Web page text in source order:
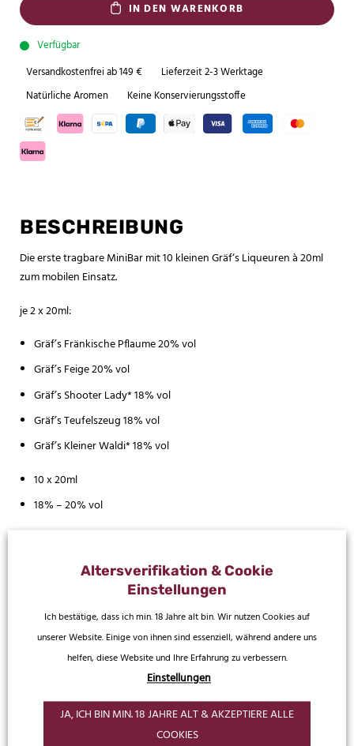
IN DEN WARENKORB
Verfügbar
Versandkostenfrei ab 149 €
Lieferzeit 2-3 Werktage
Natürliche Aromen
Keine Konservierungsstoffe
BESCHREIBUNG
Die erste tragbare MiniBar mit 10 kleinen Gräf‘s Liqueuren à 20ml
zum mobilen Einsatz.
je 2 x 20ml:
Gräf’s Fränkische Pflaume 20% vol
Gräf’s Feige 20% vol
Gräf’s Shooter Lady* 18% vol
Gräf’s Teufelszeug 18% vol
Gräf’s Kleiner Waldi* 18% vol
10 x 20ml
18% – 20% vol
DAS KÖNNTE DIR AUCH
SCHMECKEN
Altersverifikation & Cookie
Einstellungen
Ich bestätige, dass ich min. 18 Jahre alt bin. Wir nutzen Cookies auf
unserer Website. Einige von ihnen sind essenziell, während andere uns
helfen, diese Website und Ihre Erfahrung zu verbessern.
Einstellungen
JA, ICH BIN MIN. 18 JAHRE ALT & AKZEPTIERE ALLE
COOKIES